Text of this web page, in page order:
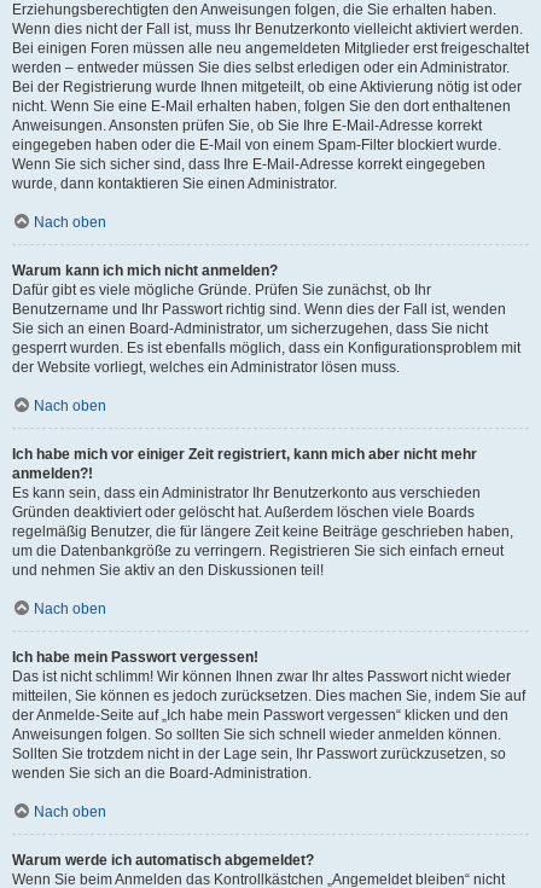
Erziehungsberechtigten den Anweisungen folgen, die Sie erhalten haben.
Wenn dies nicht der Fall ist, muss Ihr Benutzerkonto vielleicht aktiviert werden.
Bei einigen Foren müssen alle neu angemeldeten Mitglieder erst freigeschaltet
werden – entweder müssen Sie dies selbst erledigen oder ein Administrator.
Bei der Registrierung wurde Ihnen mitgeteilt, ob eine Aktivierung nötig ist oder
nicht. Wenn Sie eine E-Mail erhalten haben, folgen Sie den dort enthaltenen
Anweisungen. Ansonsten prüfen Sie, ob Sie Ihre E-Mail-Adresse korrekt
eingegeben haben oder die E-Mail von einem Spam-Filter blockiert wurde.
Wenn Sie sich sicher sind, dass Ihre E-Mail-Adresse korrekt eingegeben
wurde, dann kontaktieren Sie einen Administrator.
Nach oben
Warum kann ich mich nicht anmelden?
Dafür gibt es viele mögliche Gründe. Prüfen Sie zunächst, ob Ihr
Benutzername und Ihr Passwort richtig sind. Wenn dies der Fall ist, wenden
Sie sich an einen Board-Administrator, um sicherzugehen, dass Sie nicht
gesperrt wurden. Es ist ebenfalls möglich, dass ein Konfigurationsproblem mit
der Website vorliegt, welches ein Administrator lösen muss.
Nach oben
Ich habe mich vor einiger Zeit registriert, kann mich aber nicht mehr
anmelden?!
Es kann sein, dass ein Administrator Ihr Benutzerkonto aus verschieden
Gründen deaktiviert oder gelöscht hat. Außerdem löschen viele Boards
regelmäßig Benutzer, die für längere Zeit keine Beiträge geschrieben haben,
um die Datenbankgröße zu verringern. Registrieren Sie sich einfach erneut
und nehmen Sie aktiv an den Diskussionen teil!
Nach oben
Ich habe mein Passwort vergessen!
Das ist nicht schlimm! Wir können Ihnen zwar Ihr altes Passwort nicht wieder
mitteilen, Sie können es jedoch zurücksetzen. Dies machen Sie, indem Sie auf
der Anmelde-Seite auf „Ich habe mein Passwort vergessen“ klicken und den
Anweisungen folgen. So sollten Sie sich schnell wieder anmelden können.
Sollten Sie trotzdem nicht in der Lage sein, Ihr Passwort zurückzusetzen, so
wenden Sie sich an die Board-Administration.
Nach oben
Warum werde ich automatisch abgemeldet?
Wenn Sie beim Anmelden das Kontrollkästchen „Angemeldet bleiben“ nicht